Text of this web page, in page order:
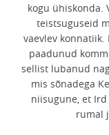
kogu ühiskonda.
teistsuguseid
vaevlev konnatiik.
paadunud
sellist lubanud
mis sõnadega
niisugune, et
rumal